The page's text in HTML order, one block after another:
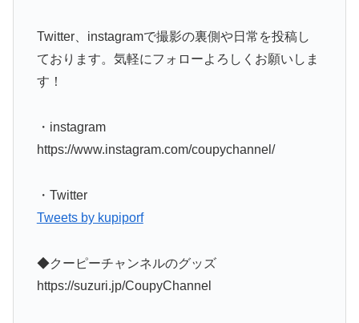
Twitter、instagramで撮影の裏側や日常を投稿し
ております。気軽にフォローよろしくお願いしま
す！
・instagram
https://www.instagram.com/coupychannel/
・Twitter
Tweets by kupiporf
◆クーピーチャンネルのグッズ
https://suzuri.jp/CoupyChannel